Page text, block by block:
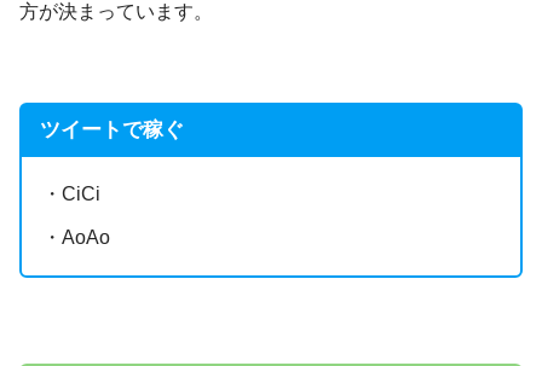
方が決まっています。
ツイートで稼ぐ
・CiCi
・AoAo